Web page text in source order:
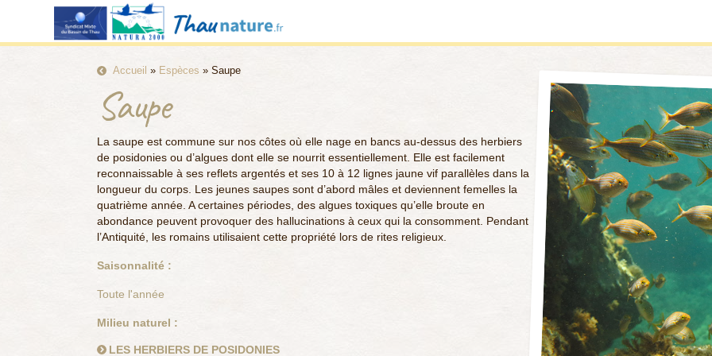
Accueil » Espèces » Saupe
Saupe
La saupe est commune sur nos côtes où elle nage en bancs au-dessus des herbiers
de posidonies ou d’algues dont elle se nourrit essentiellement. Elle est facilement
reconnaissable à ses reflets argentés et ses 10 à 12 lignes jaune vif parallèles dans la
longueur du corps. Les jeunes saupes sont d’abord mâles et deviennent femelles la
quatrième année. A certaines périodes, des algues toxiques qu’elle broute en
abondance peuvent provoquer des hallucinations à ceux qui la consomment. Pendant
l’Antiquité, les romains utilisaient cette propriété lors de rites religieux.
Saisonnalité :
Toute l'année
Milieu naturel :
LES HERBIERS DE POSIDONIES